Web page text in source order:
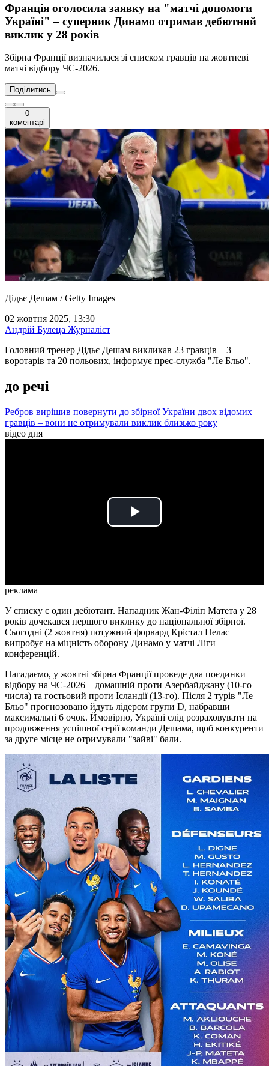
Франція оголосила заявку на "матчі допомоги
Україні" – суперник Динамо отримав дебютний
виклик у 28 років
Збірна Франції визначилася зі списком гравців на жовтневі
матчі відбору ЧС-2026.
Поділитись
0
коментарі
Дідьє Дешам / Getty Images
02 жовтня 2025, 13:30
Андрій Булеца Журналіст
Головний тренер Дідьє Дешам викликав 23 гравців – 3
воротарів та 20 польових, інформує прес-служба "Ле Бльо".
до речі
Ребров вирішив повернути до збірної України двох відомих
гравців – вони не отримували виклик близько року
відео дня
Play
реклама
У списку є один дебютант. Нападник Жан-Філіп Матета у 28
років дочекався першого виклику до національної збірної.
Сьогодні (2 жовтня) потужний форвард Крістал Пелас
випробує на міцність оборону Динамо у матчі Ліги
конференцій.
Нагадаємо, у жовтні збірна Франції проведе два поєдинки
відбору на ЧС-2026 – домашній проти Азербайджану (10-го
числа) та гостьовий проти Ісландії (13-го). Після 2 турів "Ле
Бльо" прогнозовано йдуть лідером групи D, набравши
максимальні 6 очок. Ймовірно, Україні слід розраховувати на
продовження успішної серії команди Дешама, щоб конкуренти
за друге місце не отримували "зайві" бали.